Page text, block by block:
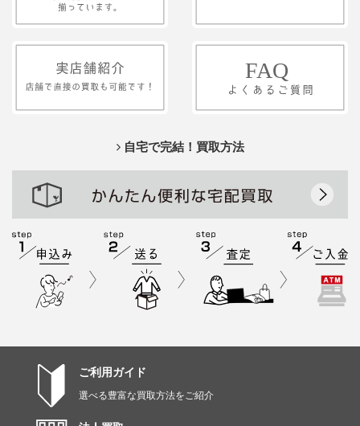
自宅で完結！買取方法
ご利用ガイド
選べる豊富な買取方法をご紹介